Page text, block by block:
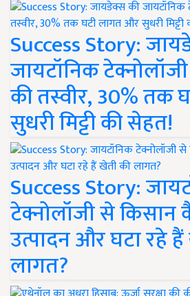
Success Story:
जायटॉनिक
की तस्वीर, 30% तक
सुधरी मिट्टी की सेहत!
Success Story:
टेक्नोलॉजी से किसान
उत्पादन और घटा रहे
लागत?